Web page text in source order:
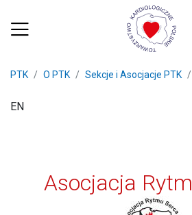
PTK O PTK Sekcje i Asocjacje PTK
EN
Asocjacja